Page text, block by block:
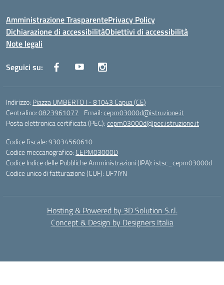
Amministrazione TrasparentePrivacy Policy
Dichiarazione di accessibilitàObiettivi di accessibilità
Note legali
Seguici su:
Indirizzo: Piazza UMBERTO I - 81043 Capua (CE)
Centralino:0823961077 Email:cepm03000d@istruzione.it
Posta elettronica certificata (PEC):cepm03000d@pec.istruzione.it
Codice fiscale: 93034560610
Codice meccanografico: CEPM03000D
Codice Indice delle Pubbliche Amministrazioni (IPA): istsc_cepm03000d
Codice unico di fatturazione (CUF): UF7IYN
Hosting & Powered by 3D Solution S.r.l.
Concept & Design by Designers Italia